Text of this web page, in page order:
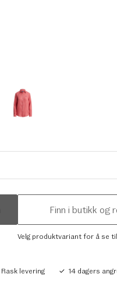
Finn i butikk og
Velg produktvariant for å se
Rask levering 14 dagers